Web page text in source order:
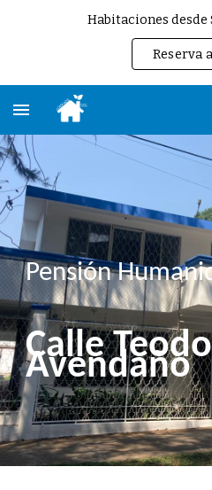
Habitaciones
Reserva
Pensión
Calle
Avendaño